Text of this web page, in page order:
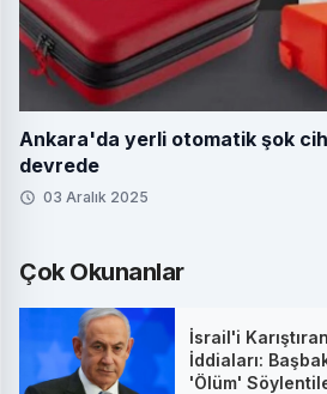
Ankara'da yerli otomatik şok
devrede
03 Aralık 2025
Çok Okunanlar
İsrail'i
İddiaları:
'Ölüm'